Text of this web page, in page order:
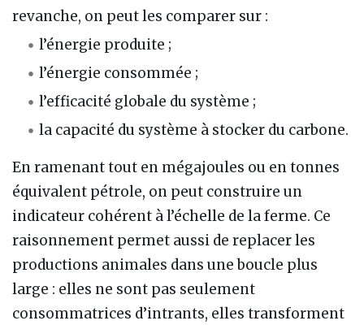
revanche, on peut les comparer sur :
l’énergie produite ;
l’énergie consommée ;
l’efficacité globale du système ;
la capacité du système à stocker du carbone.
En ramenant tout en mégajoules ou en tonnes
équivalent pétrole, on peut construire un
indicateur cohérent à l’échelle de la ferme. Ce
raisonnement permet aussi de replacer les
productions animales dans une boucle plus
large : elles ne sont pas seulement
consommatrices d’intrants, elles transforment